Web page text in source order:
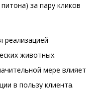
за пару кликов
реализацией
животных.
мере влияет
в пользу клиента.